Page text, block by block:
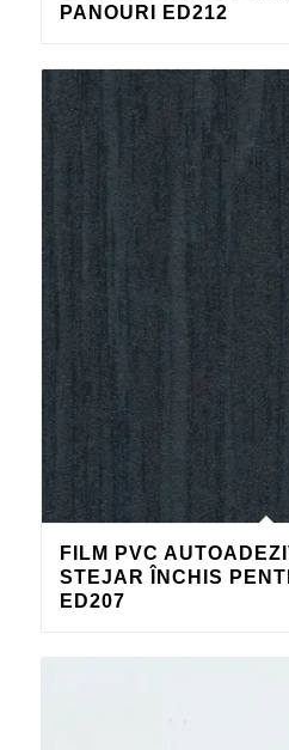
PANOURI ED212
FILM PVC
STEJAR ÎNCHIS
ED207